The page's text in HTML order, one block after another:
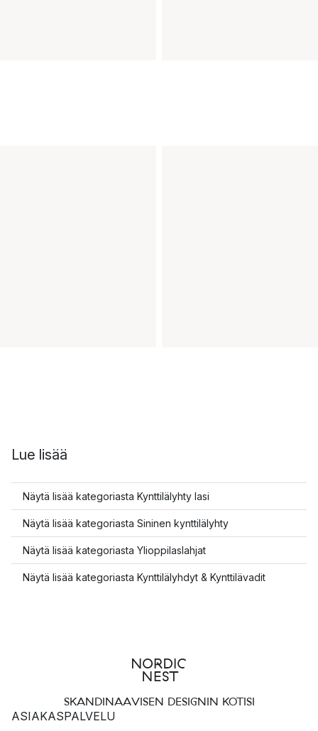
Lue lisää
Näytä lisää kategoriasta Kynttilälyhty lasi
Näytä lisää kategoriasta Sininen kynttilälyhty
Näytä lisää kategoriasta Ylioppilaslahjat
Näytä lisää kategoriasta Kynttilälyhdyt & Kynttilävadit
SKANDINAAVISEN DESIGNIN KOTISI
ASIAKASPALVELU